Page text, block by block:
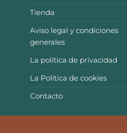
Tienda
Aviso legal y condiciones
generales
La política de privacidad
La Política de cookies
Contacto